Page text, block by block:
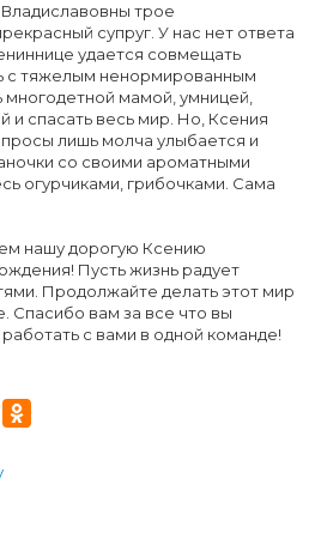
Владиславовны трое
супруг. У нас нет ответа
удается совмещать
с тяжелым ненормированным
мамой, умницей,
и спасать весь мир. Но, Ксения
лишь молча улыбается и
со своими ароматными
огурчиками, грибочками. Сама
нашу дорогую Ксению
Пусть жизнь радует
Продолжайте делать этот мир
Спасибо вам за все что вы
с вами в одной команде!